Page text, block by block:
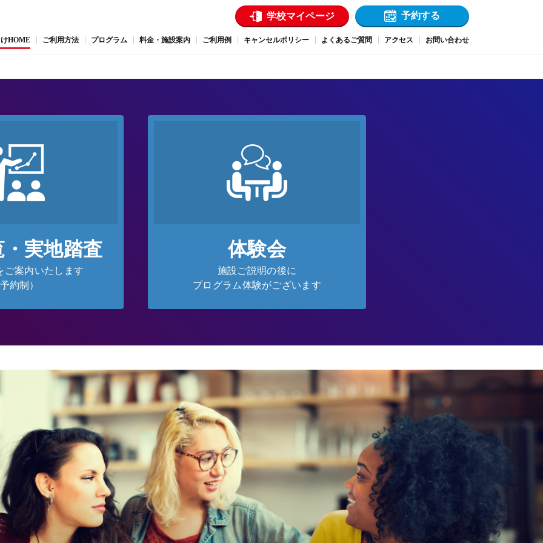
学校マイページ 予約する
HOME ご利用方法 プログラム 料金・施設案内 ご利用例 キャンセルポリシー よくあるご質問 アクセス お問い合わせ
実地踏査
ご案内いたします
約制）
体験会
施設ご説明の後に
プログラム体験がございます